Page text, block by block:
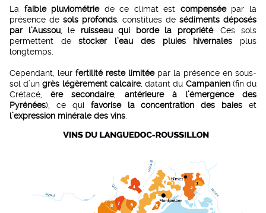
La faible pluviométriede ce climat est compenséepar la
présence de sols profonds , constitués de sédiments déposés
par l’Aussou, le ruisseau qui borde la propriété. Ces sols
permettent destocker l’eau des pluies hivernales plus
longtemps.
Cependant, leur fertilité reste limitéepar la présence en sous-
sol d’ungrès légèrement calcaire, datant du Campanien(fin du
Crétacé,ère secondaire, antérieure à l’émergence des
Pyrénées), ce qui favorise la concentration des baies et
l’expression minérale des vins